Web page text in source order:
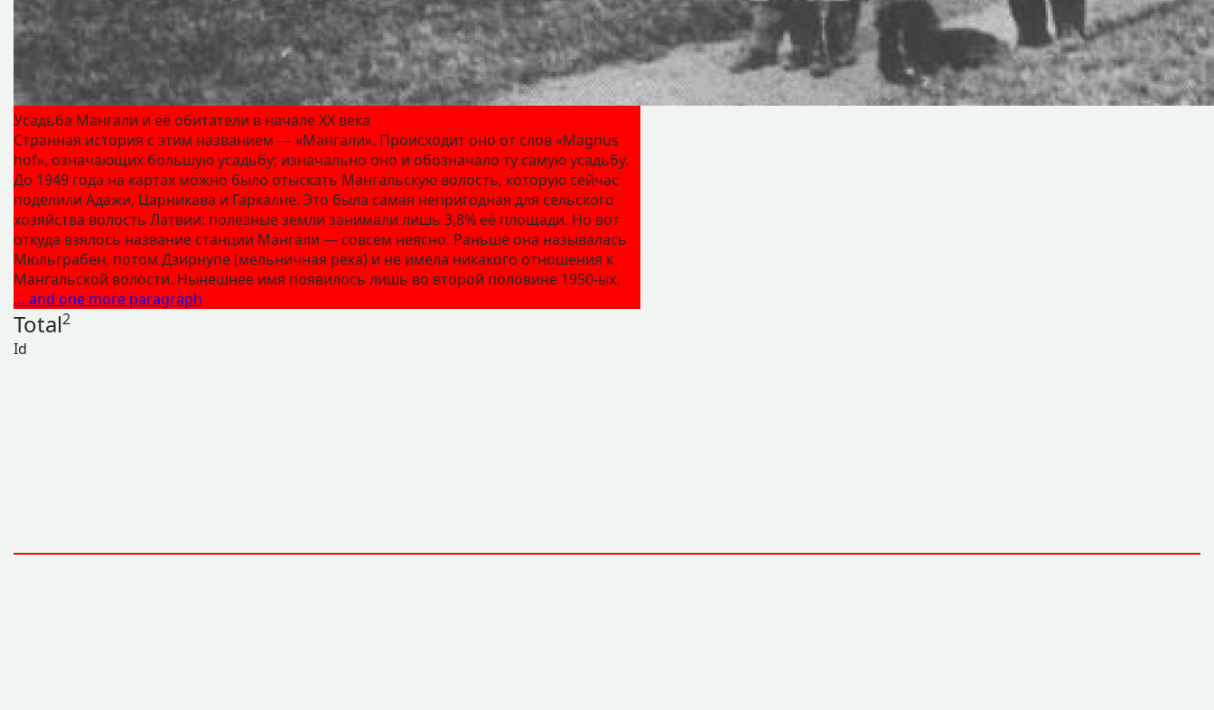
Усадьба Мангали и её обитатели в начале XX века
Странная история с этим названием — «Мангали». Происходит оно от слов «Magnus
hof», означающих большую усадьбу; изначально оно и обозначало ту самую усадьбу.
До 1949 года на картах можно было отыскать Мангальскую волость, которую сейчас
поделили Адажи, Царникава и Гаркалне. Это была самая непригодная для сельского
хозяйства волость Латвии: полезные земли занимали лишь 3,8% её площади. Но вот
откуда взялось название станции Мангали — совсем неясно. Раньше она называлась
Мюльграбен, потом Дзирнупе (мельничная река) и не имела никакого отношения к
Мангальской волости. Нынешнее имя появилось лишь во второй половине 1950-ых.
… and one more paragraph
Total2
Id